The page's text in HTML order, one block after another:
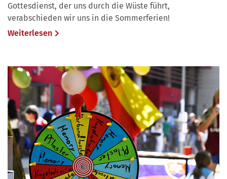
Gottesdienst, der uns durch die Wüste führt,
verabschieden wir uns in die Sommerferien!
Weiterlesen